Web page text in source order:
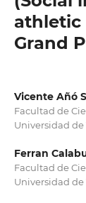
athletic
Grand
Vicente Añó
Facultad de
Universidad de
Ferran
Facultad de
Universidad de